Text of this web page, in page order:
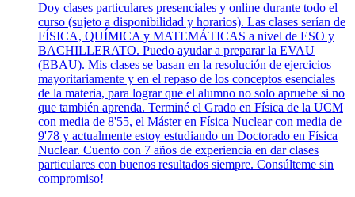
Doy clases particulares presenciales y online durante todo el
curso (sujeto a disponibilidad y horarios). Las clases serían de
FÍSICA, QUÍMICA y MATEMÁTICAS a nivel de ESO y
BACHILLERATO. Puedo ayudar a preparar la EVAU
(EBAU). Mis clases se basan en la resolución de ejercicios
mayoritariamente y en el repaso de los conceptos esenciales
de la materia, para lograr que el alumno no solo apruebe si no
que también aprenda. Terminé el Grado en Física de la UCM
con media de 8'55, el Máster en Física Nuclear con media de
9'78 y actualmente estoy estudiando un Doctorado en Física
Nuclear. Cuento con 7 años de experiencia en dar clases
particulares con buenos resultados siempre. Consúlteme sin
compromiso!